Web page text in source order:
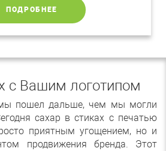
ПОДРОБНЕЕ
с Вашим логотипом
пошел дальше, чем мы могли
сахар в стиках с печатью
приятным угощением, но и
продвижения бренда. Этот